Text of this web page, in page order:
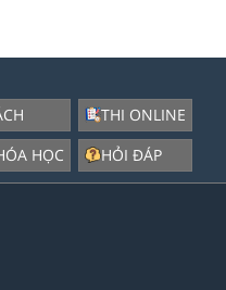
HỌC
THI ONLINE
HỎI ĐÁP